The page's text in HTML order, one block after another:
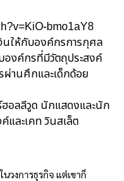
bmo1aY8
นให้กับองค์กรการกุศล
องค์กรที่มีวัตถุประสงค์
ผ่านศึกและเด็กด้อย
อลลีวูด นักแสดงและนัก
และเคท วินสเล็ต
วงการธุรกิจ แต่เขาก็